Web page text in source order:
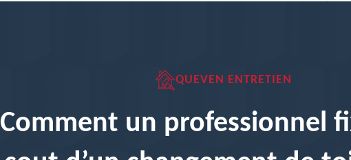
QUEVEN ENTRETIEN
Comment un professionnel